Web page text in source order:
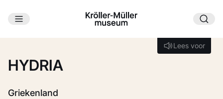
Ga naar hoofdinhoud
Lees voor
Lees voor
HYDRIA
Griekenland